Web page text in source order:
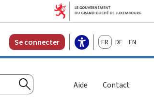
Se connecter FrançaisDeutschEnglish
Rechercher
Aide Contact